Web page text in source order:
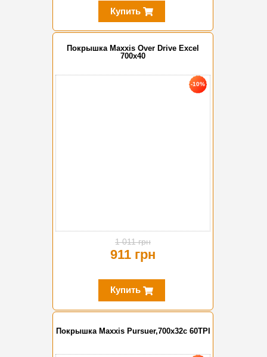
Купить
Покрышка Maxxis Over Drive Excel
700x40
-10%
1 011 грн
911 грн
Купить
Покрышка Maxxis Pursuer,700x32c 60TPI